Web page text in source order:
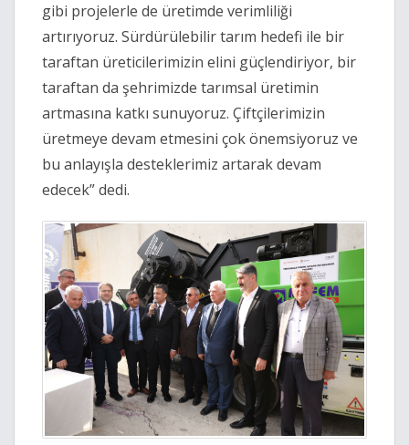
gibi projelerle de üretimde verimliliği
artırıyoruz. Sürdürülebilir tarım hedefi ile bir
taraftan üreticilerimizin elini güçlendiriyor, bir
taraftan da şehrimizde tarımsal üretimin
artmasına katkı sunuyoruz. Çiftçilerimizin
üretmeye devam etmesini çok önemsiyoruz ve
bu anlayışla desteklerimiz artarak devam
edecek” dedi.